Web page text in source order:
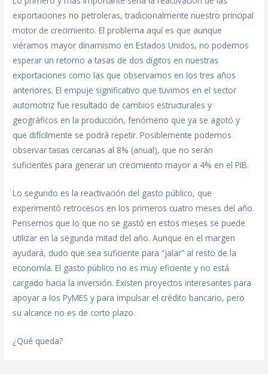
exportaciones no petroleras, tradicionalmente nuestro principal
motor de crecimiento. El problema aquí es que aunque
viéramos mayor dinamismo en Estados Unidos, no podemos
esperar un retorno a tasas de dos dígitos en nuestras
exportaciones como las que observamos en los tres años
anteriores. El empuje significativo que tuvimos en el sector
automotriz fue resultado de cambios estructurales y
geográficos en la producción, fenómeno que ya se agotó y
que difícilmente se podrá repetir. Posiblemente podemos
observar tasas cercanas al 8% (anual), que no serán
suficientes para generar un crecimiento mayor a 4% en el PIB.
Lo segundo es la reactivación del gasto público, que
experimentó retrocesos en los primeros cuatro meses del año.
Pensemos que lo que no se gastó en estos meses se puede
utilizar en la segunda mitad del año. Aunque en el margen
ayudará, dudo que sea suficiente para “jalar” al resto de la
economía. El gasto público no es muy eficiente y no está
cargado hacia la inversión. Existen proyectos interesantes para
apoyar a los PyMES y para impulsar el crédito bancario, pero
su alcance no es de corto plazo.
¿Qué queda?